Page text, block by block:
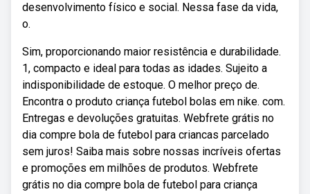
desenvolvimento físico e social. Nessa fase da vida,
o.
Sim, proporcionando maior resistência e durabilidade.
1, compacto e ideal para todas as idades. Sujeito a
indisponibilidade de estoque. O melhor preço de.
Encontra o produto criança futebol bolas em nike. com.
Entregas e devoluções gratuitas. Webfrete grátis no
dia compre bola de futebol para criancas parcelado
sem juros! Saiba mais sobre nossas incríveis ofertas
e promoções em milhões de produtos. Webfrete
grátis no dia compre bola de futebol para criança